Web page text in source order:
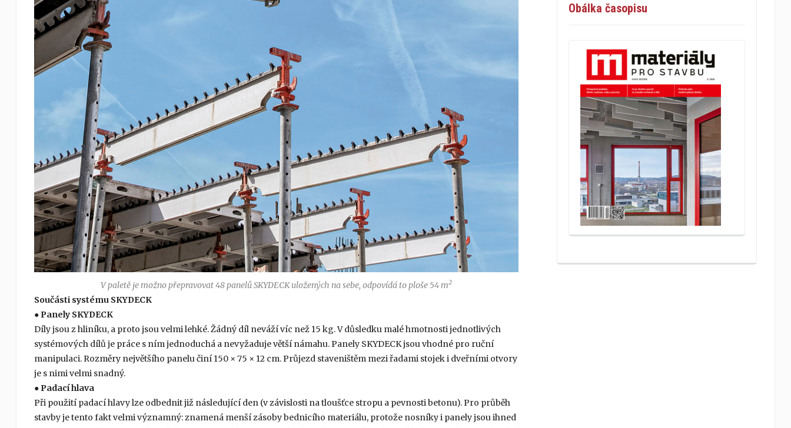
V paletě je možno přepravovat 48 panelů SKYDECK uložených na sebe, odpovídá to ploše 54 m2
Součásti systému SKYDECK
● Panely SKYDECK
Díly jsou z hliníku, a proto jsou velmi lehké. Žádný díl neváží víc než 15 kg. V důsledku malé hmot­nosti jednotlivých
systémových dílů je práce s ním jednoduchá a nevyžaduje větší námahu. Panely SKYDECK jsou vhodné pro ruční
manipulaci. Roz­měry největšího panelu činí 150 × 75 × 12 cm. Průjezd staveništěm mezi řadami stojek i dveřními otvory
je s nimi velmi snadný.
● Padací hlava
Při použití padací hlavy lze odbednit již následu­jící den (v závislosti na tloušťce stropu a pevnosti betonu). Pro průběh
stavby je tento fakt velmi významný: znamená menší zásoby bednicího materiálu, protože nosníky i panely jsou ihned
Obálka časopisu